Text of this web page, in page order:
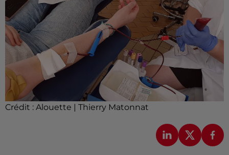
Crédit : Alouette | Thierry Matonnat